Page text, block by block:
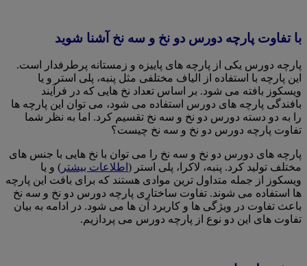
با تفاوت پارچه دورس دو نخ و سه نخ آشنا شوید
پارچه دورس یکی از پارچه های پاییزه و زمستانه پرطرفدار است.
این پارچه با استفاده از الیاف مختلفی مثل پنبه، پلی استر و یا
ویسکوز بافته می شود. بر اساس تعداد نخ هایی که در فرآیند
بافندگی پارچه های دورس استفاده می شود، می توان این پارچه ها
را به دو دسته دورس دو نخ و سه نخ تقسیم کرد. اما به نظر شما
تفاوت پارچه دورس دو نخ و سه نخ چیست؟
پارچه های دورس دو نخ و سه نخ را می توان با نخ هایی با جنس های
مختلف تولید کرد. پنبه، لاکرا، پلی استر ( اطلاعات بیشتر ) و یا
ویسکوز از جمله متداول ترین موادی هستند که برای بافت این پارچه
ها استفاده می شوند. تفاوت ساختاری پارچه دورس دو نخ و سه نخ
باعث تفاوت در ویژگی ها و کاربرد آن ها می شود. در ادامه به بیان
تفاوت های این دو نوع از پارچه دورس می پردازیم.